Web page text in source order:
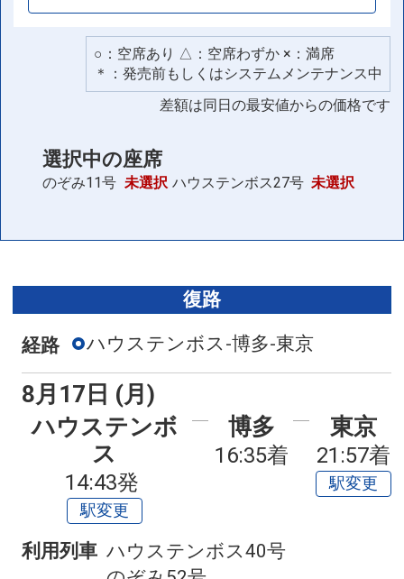
○：空席あり △：空席わずか ×：満席
＊：発売前もしくはシステムメンテナンス中
差額は同日の最安値からの価格です
選択中の座席
のぞみ11号 未選択 ハウステンボス27号 未選択
復路
経路 ハウステンボス-博多-東京
8月17日 (月)
ハウステンボ
ス
14:43発
駅変更
博多
16:35着
東京
21:57着
駅変更
利用列車 ハウステンボス40号